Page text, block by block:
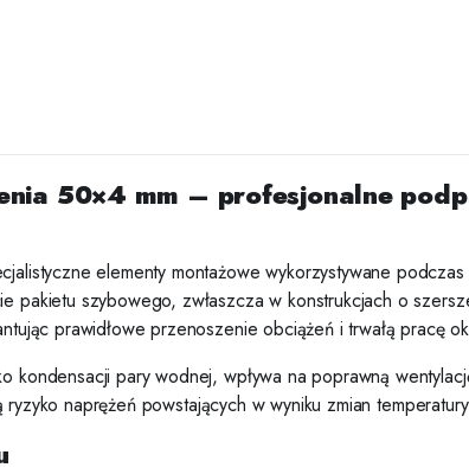
50×4 mm – profesjonalne
elementy montażowe wykorzystywane
pakietu szybowego, zwłaszcza w konstrukcjach o
prawidłowe przenoszenie obciążeń i trwałą pracę
kondensacji pary wodnej, wpływa na poprawną
naprężeń powstających w wyniku zmian